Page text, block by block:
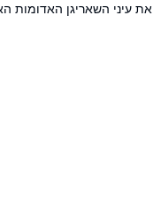
את עיני השאריגן האדומות